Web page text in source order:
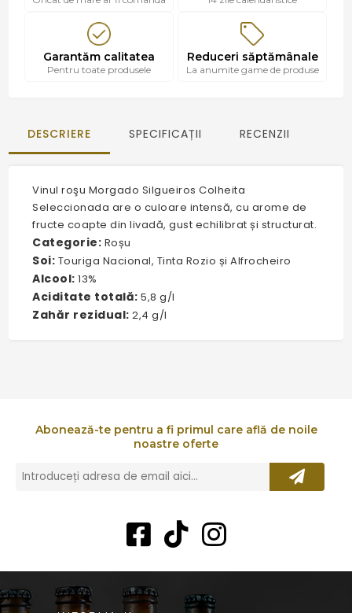
Garantăm calitatea
Pentru toate produsele
Reduceri săptămânale
La anumite game de produse
DESCRIERE SPECIFICAȚII RECENZII
Vinul roşu Morgado Silgueiros Colheita
Seleccionada are o culoare intensă, cu arome de
fructe coapte din livadă, gust echilibrat și structurat.
Categorie: Roșu
Soi: Touriga Nacional, Tinta Rozio și Alfrocheiro
Alcool: 13%
Aciditate totală: 5,8 g/l
Zahăr rezidual: 2,4 g/l
Abonează-te pentru a fi primul care află de noile
noastre oferte